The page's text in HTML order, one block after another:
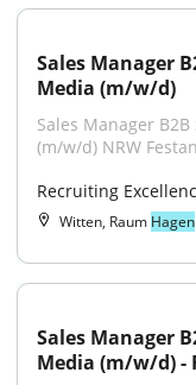
Sales Manager
Media (m/w/d)
Sales Manager
(m/w/d) NRW
Recruiting
Witten, Raum Hagen
Sales Manager
Media (m/w/d) -